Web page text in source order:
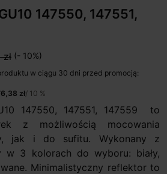
147550, 147551,
(- 10%)
w ciągu 30 dni przed promocją:
zł/ 10 %
147550, 147551, 147559 to
z możliwością mocowania
jak i do sufitu. Wykonany z
w 3 kolorach do wyboru: biały,
Minimalistyczny reflektor to